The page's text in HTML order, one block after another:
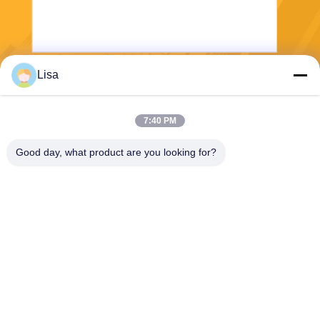
Lisa
7:40 PM
Good day, what product are you looking for?